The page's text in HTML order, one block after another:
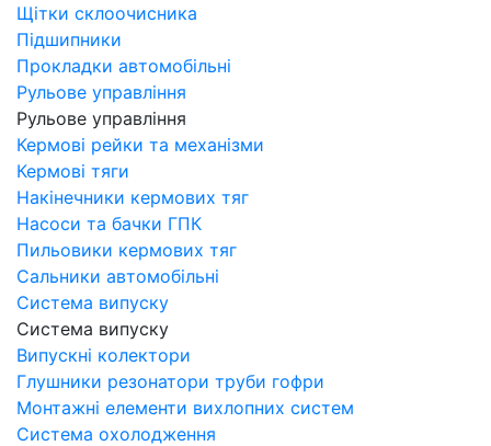
Щітки склоочисника
Підшипники
Прокладки автомобільні
Рульове управління
Рульове управління
Кермові рейки та механізми
Кермові тяги
Накінечники кермових тяг
Насоси та бачки ГПК
Пильовики кермових тяг
Сальники автомобільні
Система випуску
Система випуску
Випускні колектори
Глушники резонатори труби гофри
Монтажні елементи вихлопних систем
Система охолодження